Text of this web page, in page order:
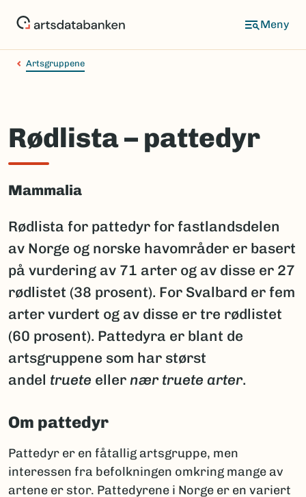
Artsgruppene
Rødlista – pattedyr
Mammalia
Rødlista for pattedyr for fastlandsdelen
av Norge og norske havområder er basert
på vurdering av 71 arter og av disse er 27
rødlistet (38 prosent). For Svalbard er fem
arter vurdert og av disse er tre rødlistet
(60 prosent). Pattedyra er blant de
artsgruppene som har størst
andel truete eller nær truete arter.
Om pattedyr
Pattedyr er en fåtallig artsgruppe, men
interessen fra befolkningen omkring mange av
artene er stor. Pattedyrene i Norge er en variert